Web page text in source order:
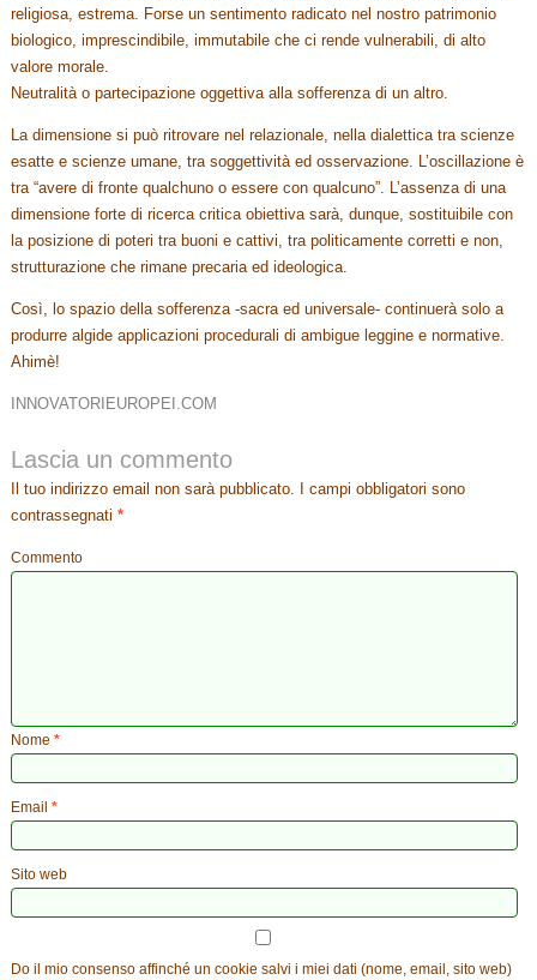
religiosa, estrema. Forse un sentimento radicato nel nostro patrimonio
biologico, imprescindibile, immutabile che ci rende vulnerabili, di alto
valore morale.
Neutralità o partecipazione oggettiva alla sofferenza di un altro.
La dimensione si può ritrovare nel relazionale, nella dialettica tra scienze
esatte e scienze umane, tra soggettività ed osservazione. L’oscillazione è
tra “avere di fronte qualchuno o essere con qualcuno”. L’assenza di una
dimensione forte di ricerca critica obiettiva sarà, dunque, sostituibile con
la posizione di poteri tra buoni e cattivi, tra politicamente corretti e non,
strutturazione che rimane precaria ed ideologica.
Così, lo spazio della sofferenza -sacra ed universale- continuerà solo a
produrre algide applicazioni procedurali di ambigue leggine e normative.
Ahimè!
INNOVATORIEUROPEI.COM
Lascia un commento
Il tuo indirizzo email non sarà pubblicato. I campi obbligatori sono
contrassegnati*
Commento
Nome*
Email*
Sito web
Do il mio consenso affinché un cookie salvi i miei dati (nome, email, sito web)